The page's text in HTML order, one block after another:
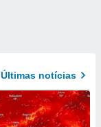
Últimas notícias